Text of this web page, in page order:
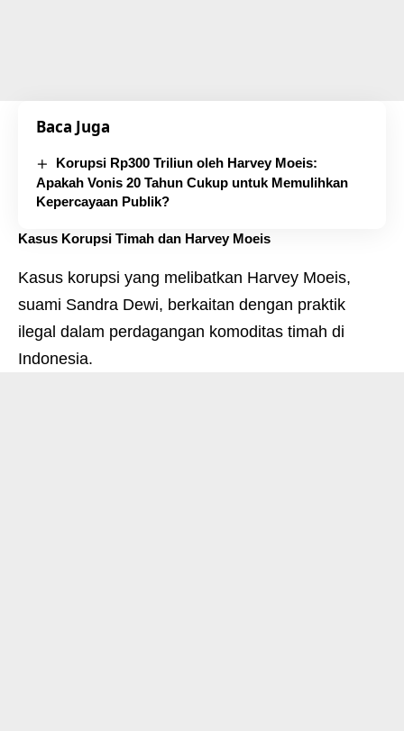
Baca Juga
Korupsi Rp300 Triliun oleh Harvey Moeis:
Apakah Vonis 20 Tahun Cukup untuk Memulihkan
Kepercayaan Publik?
Kasus Korupsi Timah dan Harvey Moeis
Kasus korupsi yang melibatkan Harvey Moeis,
suami Sandra Dewi, berkaitan dengan praktik
ilegal dalam perdagangan komoditas timah di
Indonesia.